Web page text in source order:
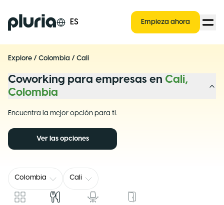
Logo Pluria ES Empieza ahora
Explore / Colombia / Cali
Coworking para empresas en Cali,
Colombia
Encuentra la mejor opción para ti.
Ver las opciones
Colombia Cali